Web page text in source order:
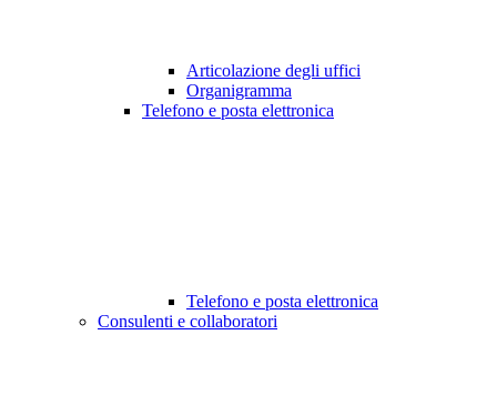
Articolazione degli uffici
Organigramma
Telefono e posta elettronica
Telefono e posta elettronica
Consulenti e collaboratori